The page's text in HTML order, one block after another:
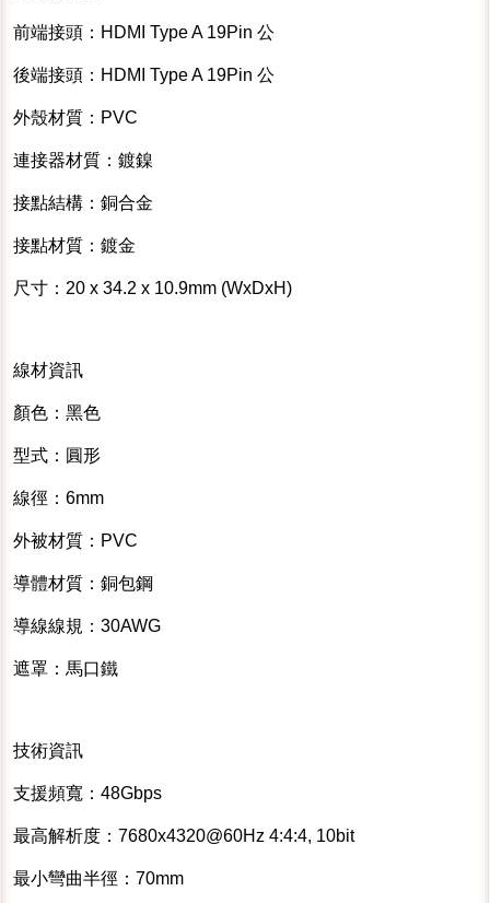
前端接頭：HDMI Type A 19Pin 公
後端接頭：HDMI Type A 19Pin 公
外殼材質：PVC
連接器材質：鍍鎳
接點結構：銅合金
接點材質：鍍金
尺寸：20 x 34.2 x 10.9mm (WxDxH)
線材資訊
顏色：黑色
型式：圓形
線徑：6mm
外被材質：PVC
導體材質：銅包鋼
導線線規：30AWG
遮罩：馬口鐵
技術資訊
支援頻寬：48Gbps
最高解析度：7680x4320@60Hz 4:4:4, 10bit
最小彎曲半徑：70mm